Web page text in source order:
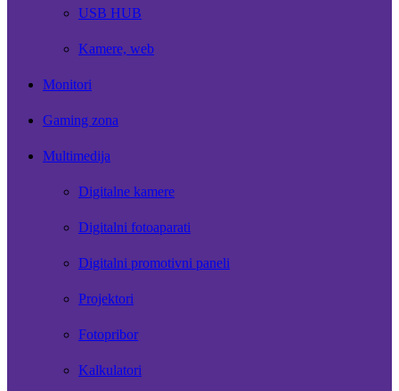
USB HUB
Kamere, web
Monitori
Gaming zona
Multimedija
Digitalne kamere
Digitalni fotoaparati
Digitalni promotivni paneli
Projektori
Fotopribor
Kalkulatori